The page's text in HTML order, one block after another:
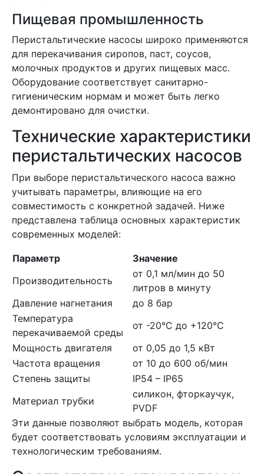
Пищевая промышленность
Перистальтические насосы широко применяются
для перекачивания сиропов, паст, соусов,
молочных продуктов и других пищевых масс.
Оборудование соответствует санитарно-
гигиеническим нормам и может быть легко
демонтировано для очистки.
Технические характеристики
перистальтических насосов
При выборе перистальтического насоса важно
учитывать параметры, влияющие на его
совместимость с конкретной задачей. Ниже
представлена таблица основных характеристик
современных моделей:
Параметр
Значение
Производительность
от 0,1 мл/мин до 50
литров в минуту
Давление нагнетания
до 8 бар
Температура
перекачиваемой среды
от -20°C до +120°C
Мощность двигателя
от 0,05 до 1,5 кВт
Частота вращения
от 10 до 600 об/мин
Степень защиты
IP54 – IP65
Материал трубки
силикон, фторкаучук,
PVDF
Эти данные позволяют выбрать модель, которая
будет соответствовать условиям эксплуатации и
технологическим требованиям.